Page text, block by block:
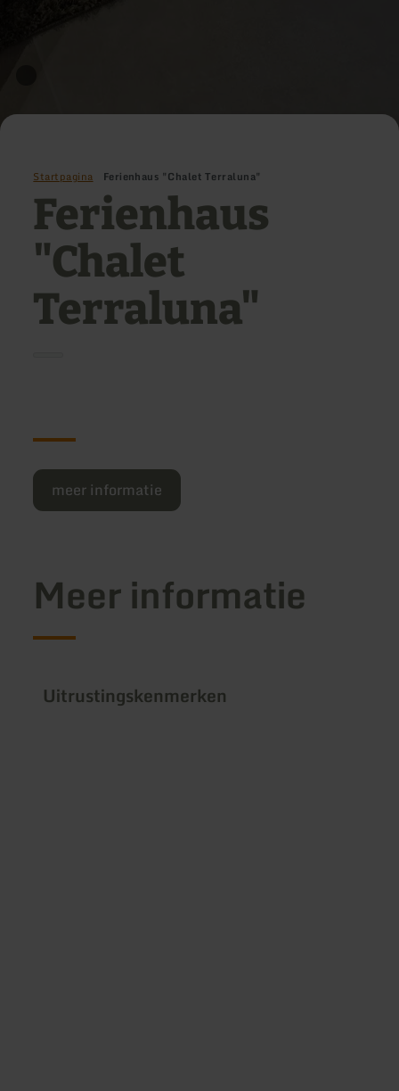
Startpagina Ferienhaus "Chalet Terraluna"
Ferienhaus
"Chalet
Terraluna"
meer informatie
Meer informatie
Uitrustingskenmerken